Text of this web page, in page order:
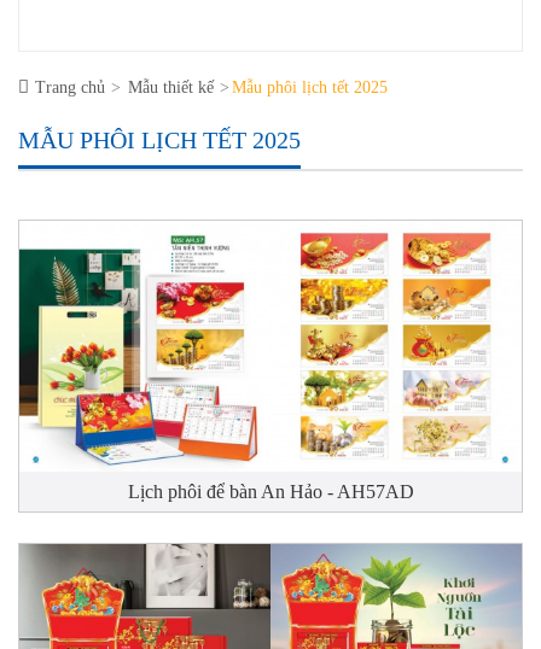
Trang chủ Mẫu thiết kế Mẫu phôi lịch tết 2025
MẪU PHÔI LỊCH TẾT 2025
Lịch phôi để bàn An Hảo - AH57AD